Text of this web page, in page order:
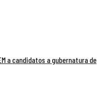
a candidatos a gubernatura de